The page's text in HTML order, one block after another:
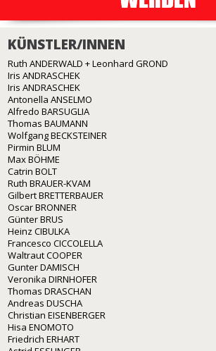
KÜNSTLER/INNEN
Ruth ANDERWALD + Leonhard GROND
Iris ANDRASCHEK
Iris ANDRASCHEK
Antonella ANSELMO
Alfredo BARSUGLIA
Thomas BAUMANN
Wolfgang BECKSTEINER
Pirmin BLUM
Max BÖHME
Catrin BOLT
Ruth BRAUER-KVAM
Gilbert BRETTERBAUER
Oscar BRONNER
Günter BRUS
Heinz CIBULKA
Francesco CICCOLELLA
Waltraut COOPER
Gunter DAMISCH
Veronika DIRNHOFER
Thomas DRASCHAN
Andreas DUSCHA
Christian EISENBERGER
Hisa ENOMOTO
Friedrich ERHART